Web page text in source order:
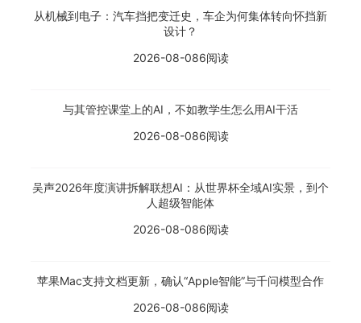
从机械到电子：汽车挡把变迁史，车企为何集体转向怀挡新
设计？
2026-08-086阅读
与其管控课堂上的AI，不如教学生怎么用AI干活
2026-08-086阅读
吴声2026年度演讲拆解联想AI：从世界杯全域AI实景，到个
人超级智能体
2026-08-086阅读
苹果Mac支持文档更新，确认“Apple智能”与千问模型合作
2026-08-086阅读